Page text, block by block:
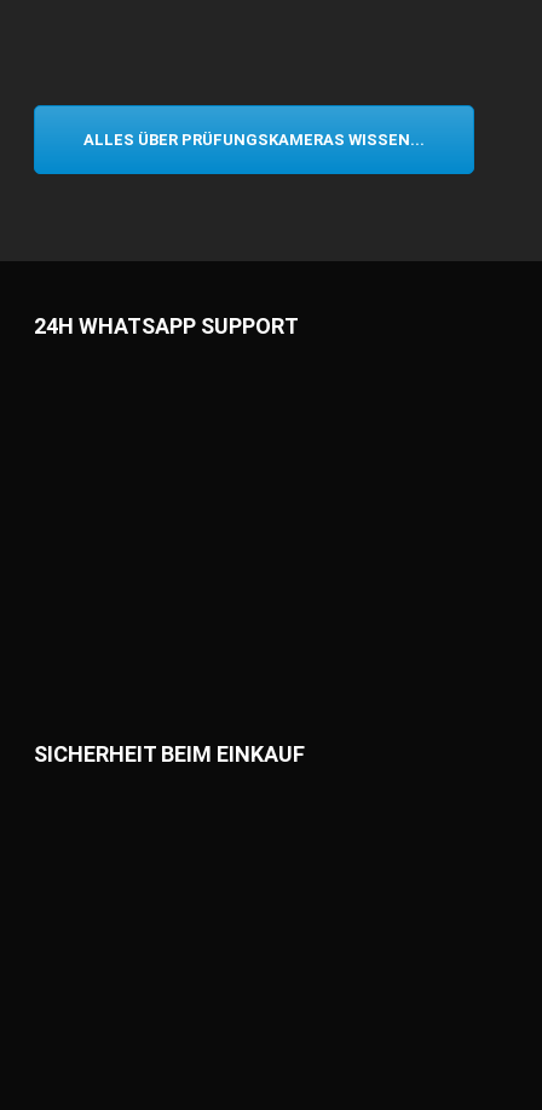
ALLES ÜBER PRÜFUNGSKAMERAS WISSEN...
24H WHATSAPP SUPPORT
SICHERHEIT BEIM EINKAUF